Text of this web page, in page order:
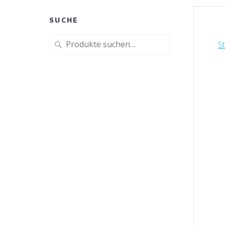
SUCHE
Suche